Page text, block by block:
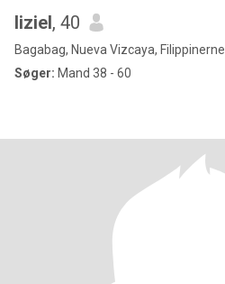
liziel, 40
Bagabag, Nueva Vizcaya, Filippinerne
Søger: Mand 38 - 60